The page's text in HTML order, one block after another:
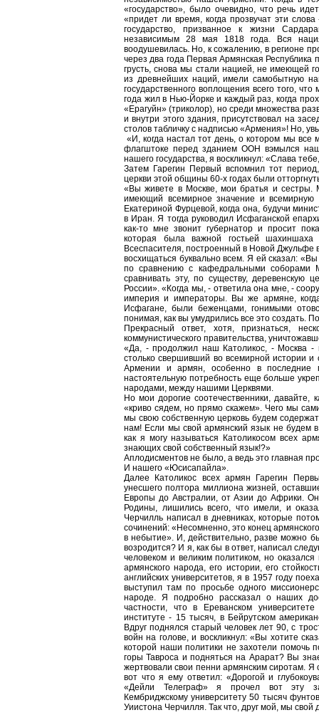
«государство», было очевидно, что речь
«придет ли время, когда прозвучат эти
государство, призванное к жизни
независимым 28 мая 1818 года. Вся
воодушевилась. Но, к сожалению, в регионе
через два года Первая Армянская Республика
грусть, снова мы стали нацией, не имеющей
из древнейших наций, имели самобытную
государственного воплощения всего того,
года жил в Нью-Йорке и каждый раз, когда
«Ерагуйн» (триколор), но среди множества
и внутри этого здания, присутствовал на
столов табличку с надписью «Армения»! Но,
«И, когда настал тот день, о котором мы все
флагштоке перед зданием ООН вэмылся
нашего государства, я воскликнул: «Слава
Затем Гарегин Первый вспомнил тот
церкви этой общины 60-х годах были
«Вы живете в Москве, мои братья и сестры.
имеющий всемирное значение и
Екатериной Фурцевой, когда она, будучи
в Иран. Я тогда руководил Исфаганской
как-то мне звонит губернатор и просит
которая была важной гостьей
Всеспасителя, построенный в Новой Джульфе
восхищаться буквально всем. Я ей сказал:
по сравнению с кафедральными соборами
сравнивать эту, по существу, деревенскую
России». «Когда мы, - ответила она мне, -
империя и императоры. Вы же армяне,
Исфагане, были беженцами, гонимыми
понимая, как вы умудрились все это создать.
Прекрасный ответ, хотя, признаться,
коммунистического правительства,
«Да, - продолжил наш Католикос, - Москва -
столько свершивший во всемирной истории
Армении и армян, особенно в последние
настоятельную потребность еще больше
народами, между нашими Церквями.
Но мои дорогие соотечественники, давайте,
«криво сядем, но прямо скажем». Чего мы
мы свою собственную церковь будем
нам! Если мы свой армянский язык не будем
как я могу называться Католикосом всех
знающих свой собственный язык!?»
Аплодисментов не было, а ведь это главная
И нашего «Юсисапайла».
Далее Католикос всех армян Гарегин
унесшего полтора миллиона жизней,
Европы до Австралии, от Азии до Африки.
Родины, лишились всего, что имели, и
Черчилль написал в дневниках, которые
сочинений: «Несомненно, это конец
в небытие». И, действительно, разве можно
возродится? И я, как бы в ответ, написал
человеком и великим политиком, но
армянского народа, его истории, его
английских университетов, я в 1957 году
выступил там по просьбе одного
народе. Я подробно рассказал о наших
частности, что в Ереванском
институте - 15 тысяч, в Бейрутском
Вдруг поднялся старый человек лет 90, с
войн на голове, и воскликнул: «Вы хотите
которой наши политики не захотели помочь
горы Тавроса и подняться на Арарат? Вы
жертвовали свои пенни армянским сиротам. Я
вот что я ему ответил: «Дорогой и
«Дейли Телеграф» я прочел вот эту
Кембриджскому университету 50 тысяч
Уиистона Черчилля. Так что, друг мой, мы свой